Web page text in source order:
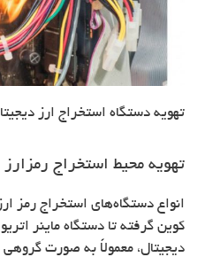
تهویه دستگاه استخراج ارز
تهویه محیط استخراج رمزارز
انواع دستگاه‌های استخراج رمز
کوین گرفته تا دستگاه ماینر
دیجیتال، معمولاً به صورت گروهی